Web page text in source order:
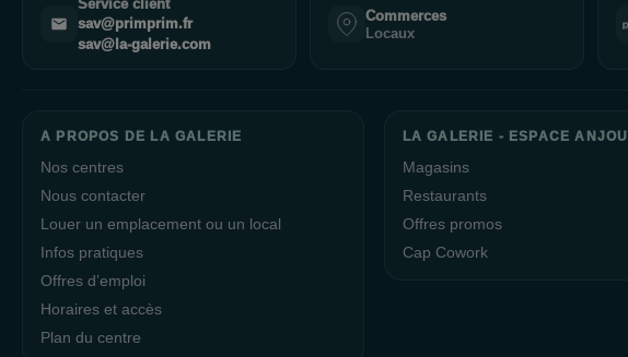
Service client
sav@primprim.fr
sav@la-galerie.com
Commerces
Locaux
A PROPOS DE LA GALERIE
Nos centres
Nous contacter
Louer un emplacement ou un local
Infos pratiques
Offres d’emploi
Horaires et accès
Plan du centre
LA GALERIE - ESPACE ANJOU
Magasins
Restaurants
Offres promos
Cap Cowork